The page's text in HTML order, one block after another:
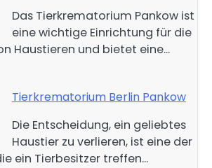
Das Tierkrematorium Pankow ist
eine wichtige Einrichtung für die
Haustieren und bietet eine…
Tierkrematorium Berlin Pankow
Die Entscheidung, ein geliebtes
Haustier zu verlieren, ist eine der
ein Tierbesitzer treffen…